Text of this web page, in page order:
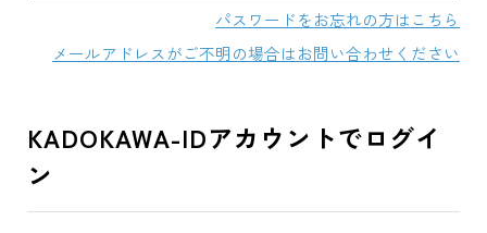
パスワードをお忘れの方はこちら
メールアドレスがご不明の場合はお問い合わせください
KADOKAWA-IDアカウントでログイ
ン